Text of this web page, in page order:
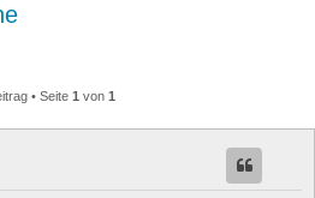
• Seite 1 von 1